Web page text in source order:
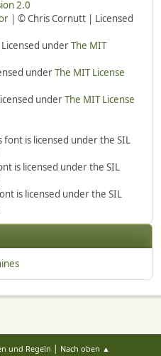
2.0
| © Chris Cornutt | Licensed
underThe MIT
underThe MIT License
underThe MIT License
is licensed under the SIL
is licensed under the SIL
is licensed under the SIL
und Regeln | Nach oben ▲